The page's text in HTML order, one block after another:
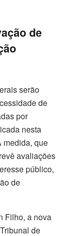
de
serão
de
por
nesta
medida, que
avaliações
público,
de
Filho, a nova
de